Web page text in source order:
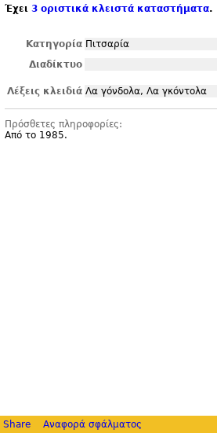
Έχει 3 οριστικά κλειστά καταστήματα.
Κατηγορία Πιτσαρία
Διαδίκτυο
Λέξεις κλειδιά Λα γόνδολα, Λα γκόντολα
Πρόσθετες πληροφορίες:
Από το 1985.
Share Αναφορά σφάλματος